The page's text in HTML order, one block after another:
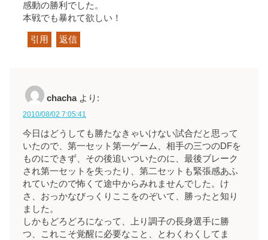
感動の勝利でした。
本戦でも暴れて欲しい！
引用 返信
chacha より:
2010/08/02 7:05:41
今日はどうしても勝たなきゃいけない試合だと思って
いたので、第一セット第一ゲーム、相手の三つのDFを
ものにできず、その後追いついたのに、最後ブレーク
され第一セットを失ったり、第二セットも緊張感あふ
れていたので怖くて途中からみれませんでした。け
さ、おっかなびっくりここをのぞいて、勝ったと知り
ました。
しかもどろどろになって、上り調子の長身選手に勝
つ、これこそ覚醒に必要なこと、とわくわくしてま